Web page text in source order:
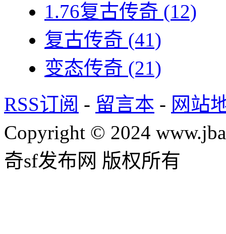
1.76复古传奇 (12)
复古传奇 (41)
变态传奇 (21)
RSS订阅 - 留言本 - 网站
Copyright © 2024
奇sf发布网 版权所有